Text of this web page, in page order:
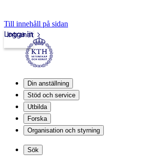
Till innehåll på sidan
Intranät
Logga in
Din anställning
Stöd och service
Utbilda
Forska
Organisation och styrning
Sök